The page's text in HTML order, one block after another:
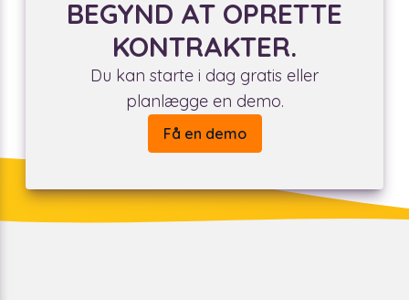
BEGYND AT OPRETTE
KONTRAKTER.
Du kan starte i dag gratis eller
planlægge en demo.
Få en demo